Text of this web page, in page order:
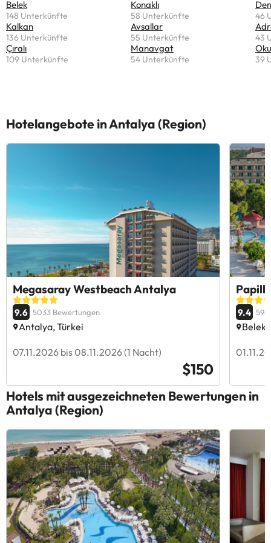
Belek
148 Unterkünfte
Kalkan
136 Unterkünfte
Çıralı
109 Unterkünfte
Konaklı
58 Unterkünfte
Avsallar
55 Unterkünfte
Manavgat
54 Unterkünfte
46
43
39
Hotelangebote in Antalya (Region)
Megasaray Westbeach Antalya
9.6 5033 Bewertungen
Antalya, Türkei
07.11.2026 bis 08.11.2026 (1 Nacht)
$150
9.4
Hotels mit ausgezeichneten Bewertungen in
Antalya (Region)